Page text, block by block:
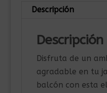
Descripción
Descripción
Disfruta de un
agradable en tu
balcón con esta